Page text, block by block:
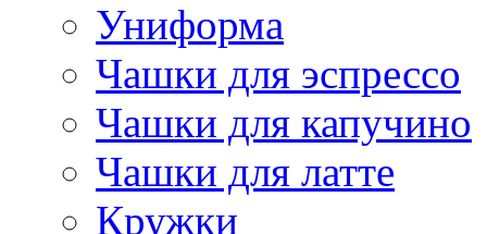
Униформа
Чашки для эспрессо
Чашки для капучино
Чашки для латте
Кружки